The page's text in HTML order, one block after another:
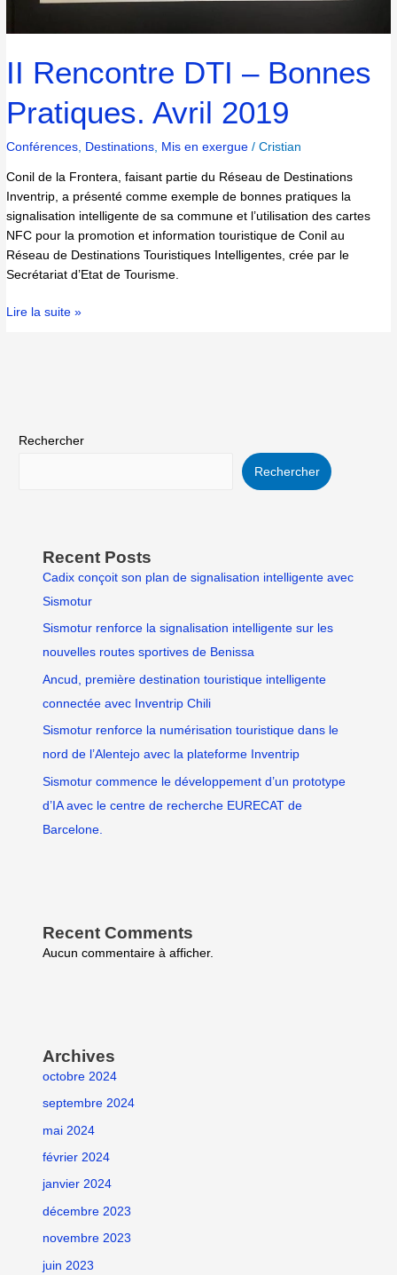
II Rencontre DTI – Bonnes
Pratiques. Avril 2019
Conférences Destinations Mis en exergue /Cristian
Conil de la Frontera, faisant partie du Réseau de Destinations
Inventrip, a présenté comme exemple de bonnes pratiques la
signalisation intelligente de sa commune et l’utilisation des cartes
NFC pour la promotion et information touristique de Conil au
Réseau de Destinations Touristiques Intelligentes, crée par le
Secrétariat d’Etat de Tourisme.
Lire la suite »
Rechercher
Rechercher
Recent Posts
Cadix conçoit son plan de signalisation intelligente avec
Sismotur
Sismotur renforce la signalisation intelligente sur les
nouvelles routes sportives de Benissa
Ancud, première destination touristique intelligente
connectée avec Inventrip Chili
Sismotur renforce la numérisation touristique dans le
nord de l’Alentejo avec la plateforme Inventrip
Sismotur commence le développement d’un prototype
d’IA avec le centre de recherche EURECAT de
Barcelone.
Recent Comments
Aucun commentaire à afficher.
Archives
octobre 2024
septembre 2024
mai 2024
février 2024
janvier 2024
décembre 2023
novembre 2023
juin 2023